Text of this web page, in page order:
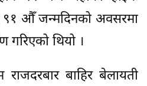
९१ औँ जन्मदिनको अवसरमा
गरिएको थियो ।
बाहिर बेलायती